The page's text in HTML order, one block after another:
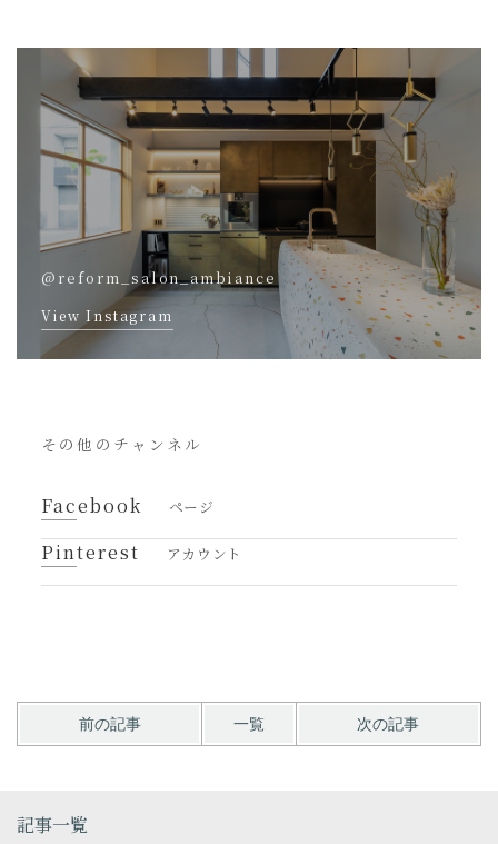
@reform_salon_ambiance
View Instagram
その他のチャンネル
Facebook ページ
Pinterest アカウント
前の記事 一覧 次の記事
記事一覧